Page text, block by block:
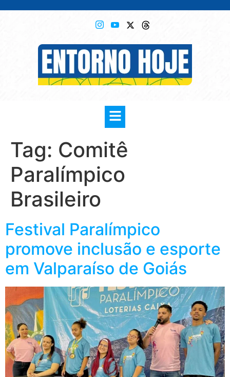
Tag: Comitê
Paralímpico
Brasileiro
Festival Paralímpico
promove inclusão e esporte
em Valparaíso de Goiás